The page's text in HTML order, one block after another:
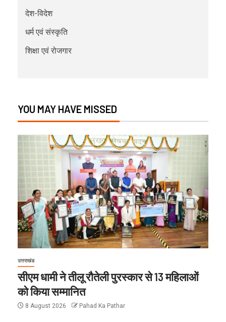
देश-विदेश
धर्म एवं संस्कृति
शिक्षा एवं रोजगार
YOU MAY HAVE MISSED
उत्तराखंड
सीएम धामी ने तीलू रौतेली पुरस्कार से 13 महिलाओं
को किया सम्मानित
8 August 2026 Pahad Ka Pathar